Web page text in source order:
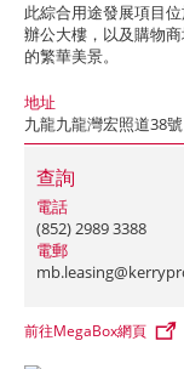
此綜合用途發展項目
辦公大樓，以及購物
的繁華美景。
地址
九龍九龍灣宏照道38號
查詢
電話
(852) 2989 3388
電郵
前往MegaBox網頁